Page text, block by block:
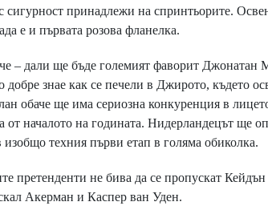
сигурност принадлежи на спринтьорите.
е и първата розова фланелка.
– дали ще бъде големият фаворит Джонатан
добре знае как се печели в Джирото, където
обаче ще има сериозна конкуренция в
от началото на годината. Нидерландецът ще
изобщо техния първи етап в голяма обиколка.
претенденти не бива да се пропускат
Акерман и Каспер ван Уден.